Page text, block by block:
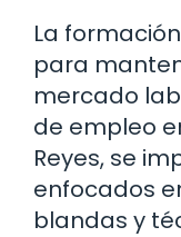
La
para
mercado
de empleo
Reyes, se
enfocados
blandas y